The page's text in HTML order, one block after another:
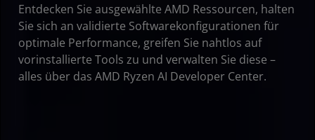
Entdecken Sie ausgewählte AMD Ressourcen, halten
Sie sich an validierte Softwarekonfigurationen für
optimale Performance, greifen Sie nahtlos auf
vorinstallierte Tools zu und verwalten Sie diese –
alles über das AMD Ryzen AI Developer Center.